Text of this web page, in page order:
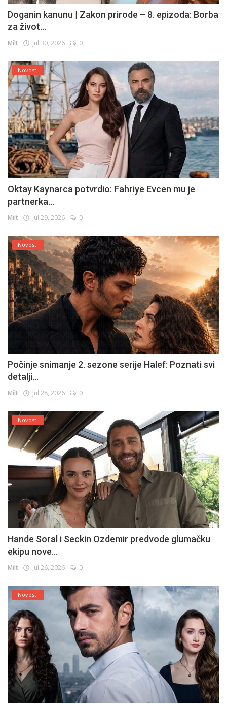
Doganin kanunu | Zakon prirode – 8. epizoda: Borba
za život...
Milt Jul 30, 2026 0
Novosti
Oktay Kaynarca potvrdio: Fahriye Evcen mu je
partnerka...
Milt Jul 29, 2026 0
Novosti
Počinje snimanje 2. sezone serije Halef: Poznati svi
detalji...
Milt Jul 28, 2026 0
Novosti
Hande Soral i Seckin Ozdemir predvode glumačku
ekipu nove...
Milt Jul 26, 2026 0
Novosti